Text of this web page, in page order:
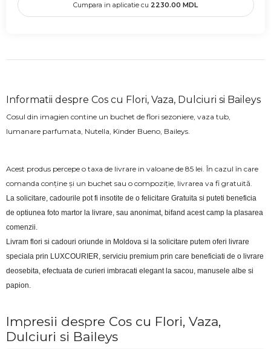
Cumpara in aplicatie cu 2230.00 MDL
Informatii despre Cos cu Flori, Vaza, Dulciuri si Baileys
Cosul din imagien contine un buchet de flori sezoniere, vaza tub,
lumanare parfumata, Nutella, Kinder Bueno, Baileys.
Acest produs percepe o taxa de livrare in valoane de 85 lei. În cazul în care
comanda conține și un buchet sau o compoziție, livrarea va fi gratuită.
La solicitare, cadourile pot fi insotite de o felicitare Gratuita si puteti beneficia
de optiunea foto martor la livrare, sau anonimat, bifand acest camp la plasarea
comenzii.
Livram flori si cadouri oriunde in Moldova si la solicitare putem oferi livrare
speciala prin LUXCOURIER, serviciu premium prin care beneficiati de o livrare
deosebita, efectuata de curieri imbracati elegant la sacou, manusele albe si
papion.
Impresii despre Cos cu Flori, Vaza,
Dulciuri si Baileys